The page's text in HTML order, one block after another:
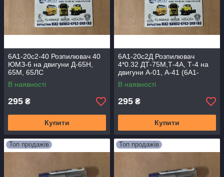
6А1-20с2-40 Розпилювач 40
ЮМЗ-6 на двигуни Д-65Н,
65М, 65ЛС
В наявності
295 ₴
Купити
6А1-20с2Д Розпилювач
4*0.32 ДТ-75М,Т-4А, Т-4 на
двигуни А-01, А-41 (6А1-
20с2д)
В наявності
295 ₴
Купити
Топ продажів Топ продажів